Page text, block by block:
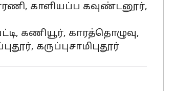
காளியப்ப கவுண்டனூர்,
கணியூர், காரத்தொழுவு,
கருப்புசாமிபுதூர்